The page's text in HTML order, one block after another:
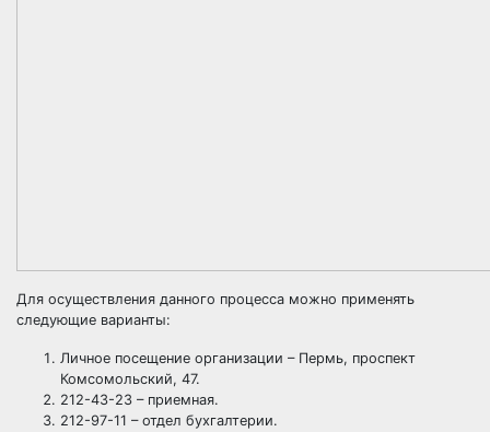
Для осуществления данного процесса можно применять
следующие варианты:
Личное посещение организации – Пермь, проспект
Комсомольский, 47.
212-43-23 – приемная.
212-97-11 – отдел бухгалтерии.